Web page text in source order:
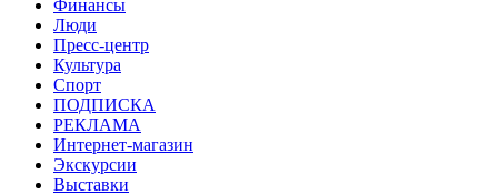
Финансы
Люди
Пресс-центр
Культура
Спорт
ПОДПИСКА
РЕКЛАМА
Интернет-магазин
Экскурсии
Выставки